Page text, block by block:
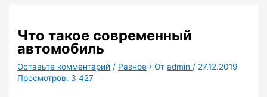
Что такое современный
автомобиль
Оставьте комментарий / Разное / Отadmin / 27.12.2019
Просмотров: 3 427